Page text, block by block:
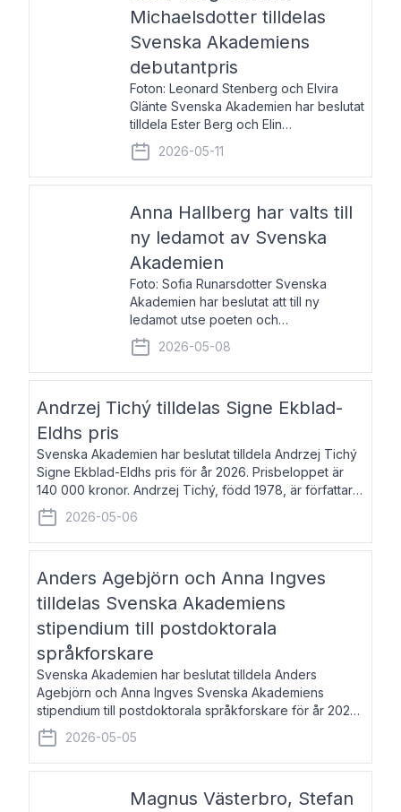
Michaelsdotter tilldelas
Svenska Akademiens
debutantpris
Foton: Leonard Stenberg och Elvira
Glänte Svenska Akademien har beslutat
tilldela Ester Berg och Elin
Michaelsdotter Svenska Akademiens
debutantpris för år 2026. Priset är
nyinstiftat och syftar till att lyfta fram
2026-05-11
Anna Hallberg har valts till
ny ledamot av Svenska
Akademien
Foto: Sofia Runarsdotter Svenska
Akademien har beslutat att till ny
ledamot utse poeten och
litteraturkritikern Anna Hallberg. Hon
efterträder poeten Tua Forsström på
stol 18 och kommer att ta sitt inträde vid
2026-05-08
Andrzej Tichý tilldelas Signe Ekblad-
Eldhs pris
Svenska Akademien har beslutat tilldela Andrzej Tichý
Signe Ekblad-Eldhs pris för år 2026. Prisbeloppet är
140 000 kronor. Andrzej Tichý, född 1978, är författare
och kulturskribent. Han debuterade 2005 med den
lovordade romanen Sex liter l
2026-05-06
Anders Agebjörn och Anna Ingves
tilldelas Svenska Akademiens
stipendium till postdoktorala
språkforskare
Svenska Akademien har beslutat tilldela Anders
Agebjörn och Anna Ingves Svenska Akademiens
stipendium till postdoktorala språkforskare för år 2026.
Stipendiebeloppet är 75 000 kronor per mottagare.
Anders Agebjörn, född 1984, är universitet
2026-05-05
Magnus Västerbro, Stefan